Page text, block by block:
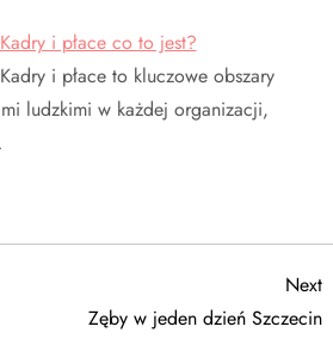
Kadry i płace co to jest?
Kadry i płace to kluczowe obszary
ludzkimi w każdej organizacji,
Next
Zęby w jeden dzień Szczecin